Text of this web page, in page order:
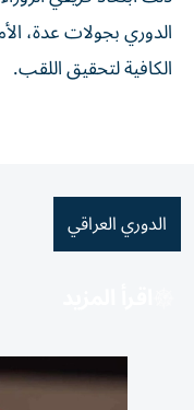
الدوري بجولات عدة،
الكافية لتحقيق اللقب.
الدوري العراقي